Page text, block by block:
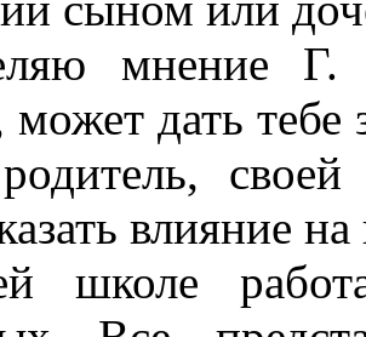
мнение Г.
может дать
влияние
школе